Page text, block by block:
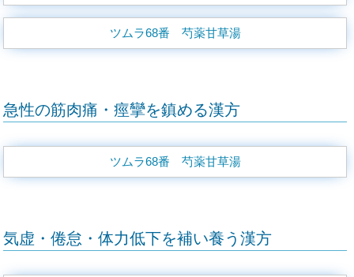
ツムラ68番 芍薬甘草湯
急性の筋肉痛・痙攣を鎮める漢方
ツムラ68番 芍薬甘草湯
気虚・倦怠・体力低下を補い養う漢方